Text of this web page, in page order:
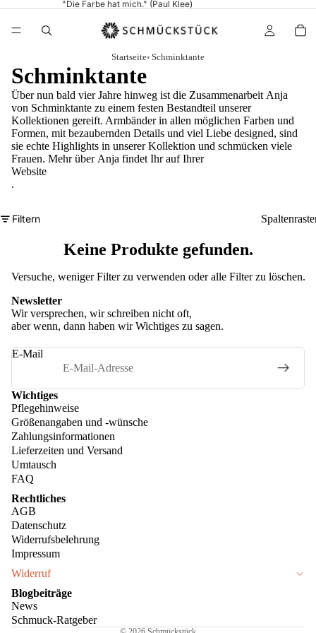
"Die Farbe hat mich." (Paul Klee)
Startseite› Schminktante
Schminktante
Über nun bald vier Jahre hinweg ist die Zusammenarbeit Anja
von Schminktante zu einem festen Bestandteil unserer
Kollektionen gereift. Armbänder in allen möglichen Farben und
Formen, mit bezaubernden Details und viel Liebe designed, sind
sie echte Highlights in unserer Kollektion und schmücken viele
Frauen. Mehr über Anja findet Ihr auf Ihrer
Website
.
Filtern
Keine Produkte gefunden.
Versuche, weniger Filter zu verwenden oderalle Filter zu löschen.
Newsletter
Wir versprechen, wir schreiben nicht oft,
aber wenn, dann haben wir Wichtiges zu sagen.
E-Mail
Wichtiges
Pflegehinweise
Größenangaben und -wünsche
Zahlungsinformationen
Lieferzeiten und Versand
Umtausch
FAQ
Rechtliches
AGB
Datenschutz
Widerrufsbelehrung
Impressum
Widerruf
Blogbeiträge
News
Schmuck-Ratgeber